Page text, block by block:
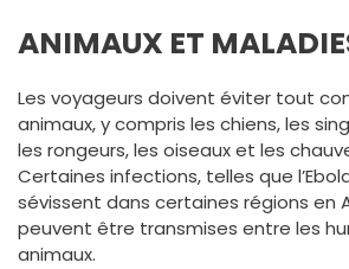
ANIMAUX ET
Les voyageurs doivent éviter tout
animaux, y compris les chiens, les
les rongeurs, les oiseaux et les
Certaines infections, telles que
sévissent dans certaines régions en
peuvent être transmises entre les
animaux.